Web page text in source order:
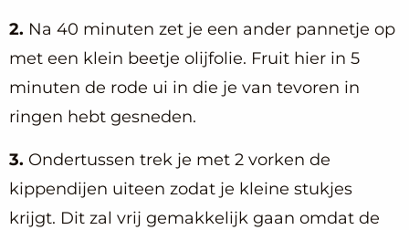
2. Na 40 minuten zet je een ander pannetje op
met een klein beetje olijfolie. Fruit hier in 5
minuten de rode ui in die je van tevoren in
ringen hebt gesneden.
3. Ondertussen trek je met 2 vorken de
kippendijen uiteen zodat je kleine stukjes
krijgt. Dit zal vrij gemakkelijk gaan omdat de